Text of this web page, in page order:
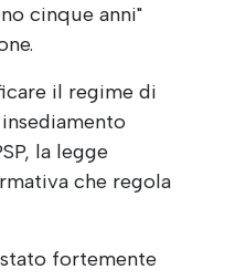
cinque anni"
il regime di
la legge
che regola
fortemente